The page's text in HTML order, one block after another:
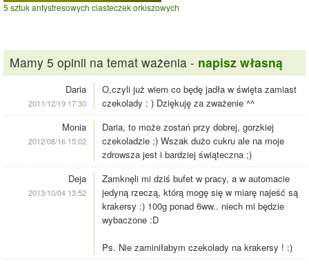
5 sztuk antystresowych ciasteczek orkiszowych
Mamy 5 opinii na temat ważenia - napisz własną
Daria
2011/12/19 17:30
O,czyli już wiem co będę jadła w święta zamiast
czekolady : ) Dziękuję za zważenie ^^
Monia
2012/08/16 15:02
Daria, to może zostań przy dobrej, gorzkiej
czekoladzie ;) Wszak dużo cukru ale na moje
zdrowsza jest i bardziej świąteczna ;)
Deja
2013/10/04 13:52
Zamknęli mi dziś bufet w pracy, a w automacie
jedyną rzeczą, którą mogę się w miarę najeść są
krakersy :) 100g ponad 6ww.. niech mi będzie
wybaczone :D
Ps. Nie zaminiłabym czekolady na krakersy ! :)